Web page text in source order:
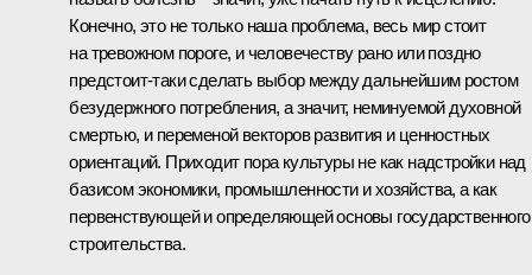
Конечно, это не только наша проблема, весь мир стоит
на тревожном пороге, и человечеству рано или поздно
предстоит‑таки сделать выбор между дальнейшим ростом
безудержного потребления, а значит, неминуемой духовной
смертью, и переменой векторов развития и ценностных
ориентаций. Приходит пора культуры не как надстройки над
базисом экономики, промышленности и хозяйства, а как
первенствующей и определяющей основы государственного
строительства.